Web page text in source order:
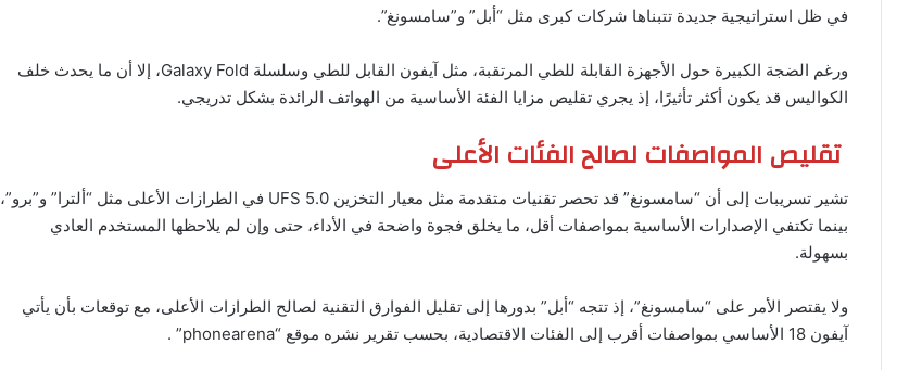
في ظل استراتيجية جديدة تتبناها شركات كبرى مثل “أبل” و”سامسونغ”.
ورغم الضجة الكبيرة حول الأجهزة القابلة للطي المرتقبة، مثل آيفون القابل للطي وسلسلة Galaxy Fold، إلا أن ما يحدث خلف
الكواليس قد يكون أكثر تأثيرًا، إذ يجري تقليص مزايا الفئة الأساسية من الهواتف الرائدة بشكل تدريجي.
تقليص المواصفات لصالح الفئات الأعلى
تشير تسريبات إلى أن “سامسونغ” قد تحصر تقنيات متقدمة مثل معيار التخزين UFS 5.0 في الطرازات الأعلى مثل “ألترا” و”برو”،
بينما تكتفي الإصدارات الأساسية بمواصفات أقل، ما يخلق فجوة واضحة في الأداء، حتى وإن لم يلاحظها المستخدم العادي
بسهولة.
ولا يقتصر الأمر على “سامسونغ”، إذ تتجه “أبل” بدورها إلى تقليل الفوارق التقنية لصالح الطرازات الأعلى، مع توقعات بأن يأتي
آيفون 18 الأساسي بمواصفات أقرب إلى الفئات الاقتصادية، بحسب تقرير نشره موقع “phonearena” .